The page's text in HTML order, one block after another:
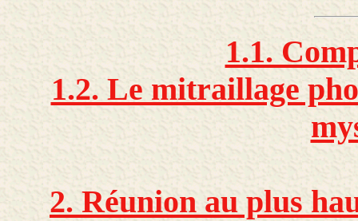
1.1.
1.2. Le mitraillage
2. Réunion au plus